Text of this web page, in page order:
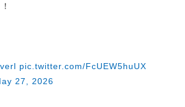
pic.twitter.com/FcUEW5huUX
27, 2026